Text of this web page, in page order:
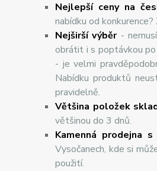
Nejlepší ceny na
nabídku od
Nejširšívýběr-
obrátit i s poptávkou
- je velmi
Nabídku produktů
pravidelně.
Většina položek
většinou do 3 dnů.
Kamenná prodejna
Vysočanech, kde si
použití.